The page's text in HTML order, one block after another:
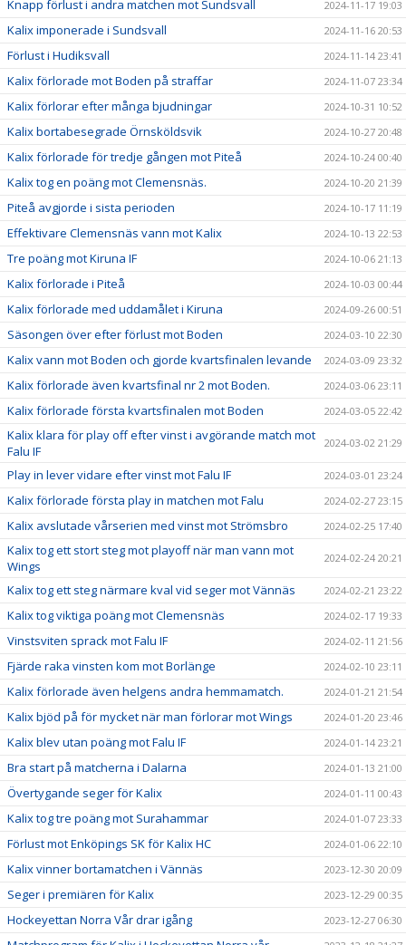
Knapp förlust i andra matchen mot Sundsvall 2024-11-17 19:03
Kalix imponerade i Sundsvall 2024-11-16 20:53
Förlust i Hudiksvall 2024-11-14 23:41
Kalix förlorade mot Boden på straffar 2024-11-07 23:34
Kalix förlorar efter många bjudningar 2024-10-31 10:52
Kalix bortabesegrade Örnsköldsvik 2024-10-27 20:48
Kalix förlorade för tredje gången mot Piteå 2024-10-24 00:40
Kalix tog en poäng mot Clemensnäs. 2024-10-20 21:39
Piteå avgjorde i sista perioden 2024-10-17 11:19
Effektivare Clemensnäs vann mot Kalix 2024-10-13 22:53
Tre poäng mot Kiruna IF 2024-10-06 21:13
Kalix förlorade i Piteå 2024-10-03 00:44
Kalix förlorade med uddamålet i Kiruna 2024-09-26 00:51
Säsongen över efter förlust mot Boden 2024-03-10 22:30
Kalix vann mot Boden och gjorde kvartsfinalen levande 2024-03-09 23:32
Kalix förlorade även kvartsfinal nr 2 mot Boden. 2024-03-06 23:11
Kalix förlorade första kvartsfinalen mot Boden 2024-03-05 22:42
Kalix klara för play off efter vinst i avgörande match mot
Falu IF
2024-03-02 21:29
Play in lever vidare efter vinst mot Falu IF 2024-03-01 23:24
Kalix förlorade första play in matchen mot Falu 2024-02-27 23:15
Kalix avslutade vårserien med vinst mot Strömsbro 2024-02-25 17:40
Kalix tog ett stort steg mot playoff när man vann mot
Wings
2024-02-24 20:21
Kalix tog ett steg närmare kval vid seger mot Vännäs 2024-02-21 23:22
Kalix tog viktiga poäng mot Clemensnäs 2024-02-17 19:33
Vinstsviten sprack mot Falu IF 2024-02-11 21:56
Fjärde raka vinsten kom mot Borlänge 2024-02-10 23:11
Kalix förlorade även helgens andra hemmamatch. 2024-01-21 21:54
Kalix bjöd på för mycket när man förlorar mot Wings 2024-01-20 23:46
Kalix blev utan poäng mot Falu IF 2024-01-14 23:21
Bra start på matcherna i Dalarna 2024-01-13 21:00
Övertygande seger för Kalix 2024-01-11 00:43
Kalix tog tre poäng mot Surahammar 2024-01-07 23:33
Förlust mot Enköpings SK för Kalix HC 2024-01-06 22:10
Kalix vinner bortamatchen i Vännäs 2023-12-30 20:09
Seger i premiären för Kalix 2023-12-29 00:35
Hockeyettan Norra Vår drar igång 2023-12-27 06:30